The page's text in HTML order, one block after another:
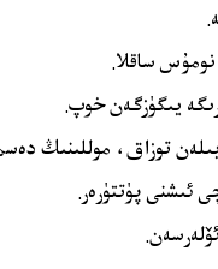
ساقلا.
يىگۈزگەن خوپ.
توزاق، موللىنىڭ
ئىشنى پۈتتۈرەر.